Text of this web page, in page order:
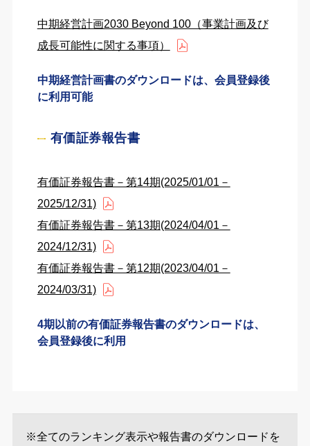
中期経営計画2030 Beyond 100（事業計画及び
成長可能性に関する事項）
中期経営計画書のダウンロードは、会員登録後
に利用可能
有価証券報告書
有価証券報告書－第14期(2025/01/01－
2025/12/31)
有価証券報告書－第13期(2024/04/01－
2024/12/31)
有価証券報告書－第12期(2023/04/01－
2024/03/31)
4期以前の有価証券報告書のダウンロードは、
会員登録後に利用
※全てのランキング表示や報告書のダウンロードを